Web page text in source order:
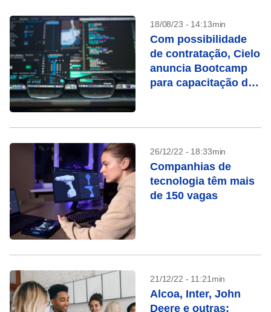
18/08/23 - 14:13min
Com possibilidade
de contratação, Cielo
anuncia Bootcamp
para capacitação de
26/12/22 - 18:33min
Companhias de
tecnologia têm mais
de 150 vagas
21/12/22 - 11:21min
Alcoa, Inter, John
Deere e outras: